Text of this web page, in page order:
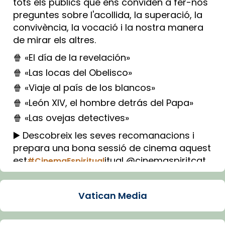
preguntes sobre l'acollida, la superació, la
convivència, la vocació i la nostra manera
de mirar els altres.
🍿 «El día de la revelación»
🍿 «Las locas del Obelisco»
🍿 «Viaje al país de los blancos»
🍿 «León XIV, el hombre detrás del Papa»
🍿 «Las ovejas detectives»
▶️ Descobreix les seves recomanacions i
prepara una bona sessió de cinema aquest
est#CinemaEspiritualitual @cinemaspiritcat
Imatge: Generada amb IA (OpenAI)
Vatican Media